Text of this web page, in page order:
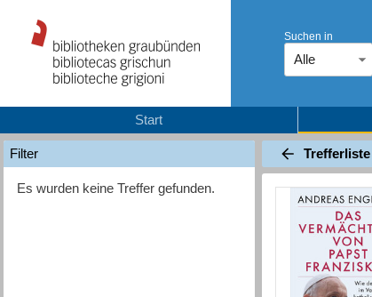
Suchen in
Alle
Start
Filter
Es wurden keine Treffer gefunden.
Trefferliste